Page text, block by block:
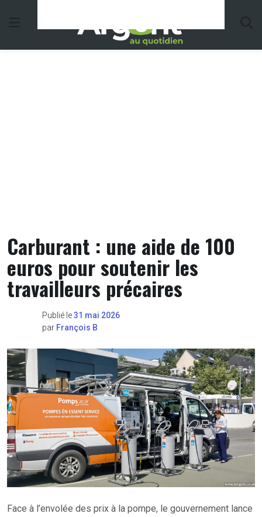
Carburant : une aide de 100
euros pour soutenir les
travailleurs précaires
Publié le31 mai 2026
par François B
Face à l’envolée des prix à la pompe, le gouvernement lance